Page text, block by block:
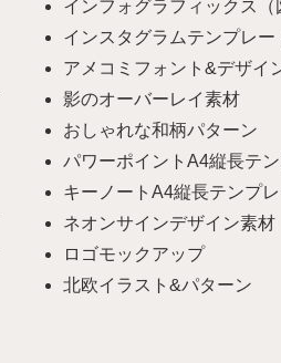
インフォグラフィックス（
インスタグラムテンプレー
アメコミフォント&デザイ
影のオーバーレイ素材
おしゃれな和柄パターン
パワーポイントA4縦長テン
キーノートA4縦長テンプレ
ネオンサインデザイン素材
ロゴモックアップ
北欧イラスト&パターン